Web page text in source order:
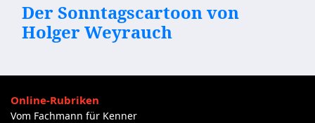
Der Sonntagscartoon von
Holger Weyrauch
Online-Rubriken
Vom Fachmann für Kenner